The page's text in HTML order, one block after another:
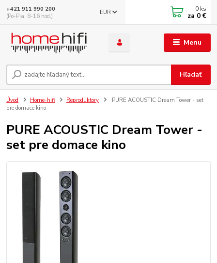
Menu
EUR
Hľadať
+421 911 990 200
(Po-Pia, 8-16 hod.)
0 ks
za 0 €
Úvod Home-hifi Reproduktory
PURE ACOUSTIC Dream Tower - set
pre domace kino
PURE ACOUSTIC Dream Tower -
set pre domace kino